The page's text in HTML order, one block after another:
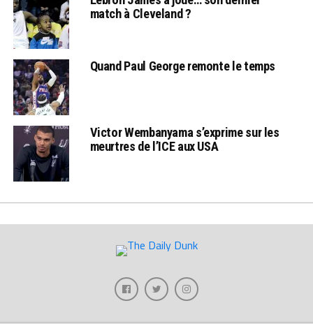
match à Cleveland ?
Quand Paul George remonte le temps
Victor Wembanyama s’exprime sur les
meurtres de l’ICE aux USA